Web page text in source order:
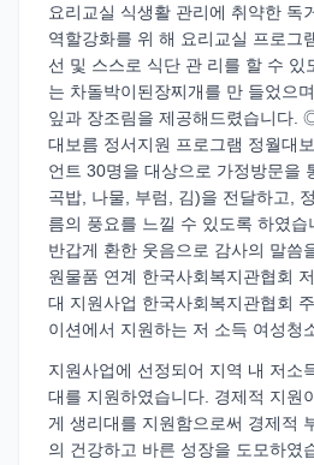
요리교실 식생활 관리에 취약한 독
역할강화를 위 해 요리교실 프로그
선 및 스스로 식단 관 리를 할 수 있
는 차돌박이된장찌개를 만 들었으
잎과 장조림을 제공해드렸습니다.
대보름 정서지원 프로그램 정월대
언트 30명을 대상으로 가정방문을
곡밥, 나물, 부럼, 김)을 전달하고,
름의 풍요를 느낄 수 있도록 하였
반갑게 환한 웃음으로 감사의 말
원물품 연계 한국사회복지관협회
대 지원사업 한국사회복지관협회
이션에서 지원하는 저 소득 여성청
지원사업에 선정되어 지역 내 저소
대를 지원하였습니다. 경제적 지원
게 생리대를 지원함으로써 경제적
의 건강하고 바른 성장을 도모하였